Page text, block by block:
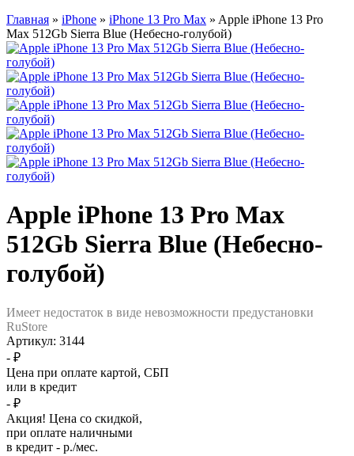
Главная » iPhone » iPhone 13 Pro Max » Apple iPhone 13 Pro
Max 512Gb Sierra Blue (Небесно-голубой)
Apple iPhone 13 Pro Max
512Gb Sierra Blue (Небесно-
голубой)
Имеет недостаток в виде невозможности предустановки
RuStore
Артикул: 3144
- ₽
Цена при оплате картой, СБП
или в кредит
- ₽
Акция! Цена со скидкой,
при оплате наличными
в кредит - р./мес.